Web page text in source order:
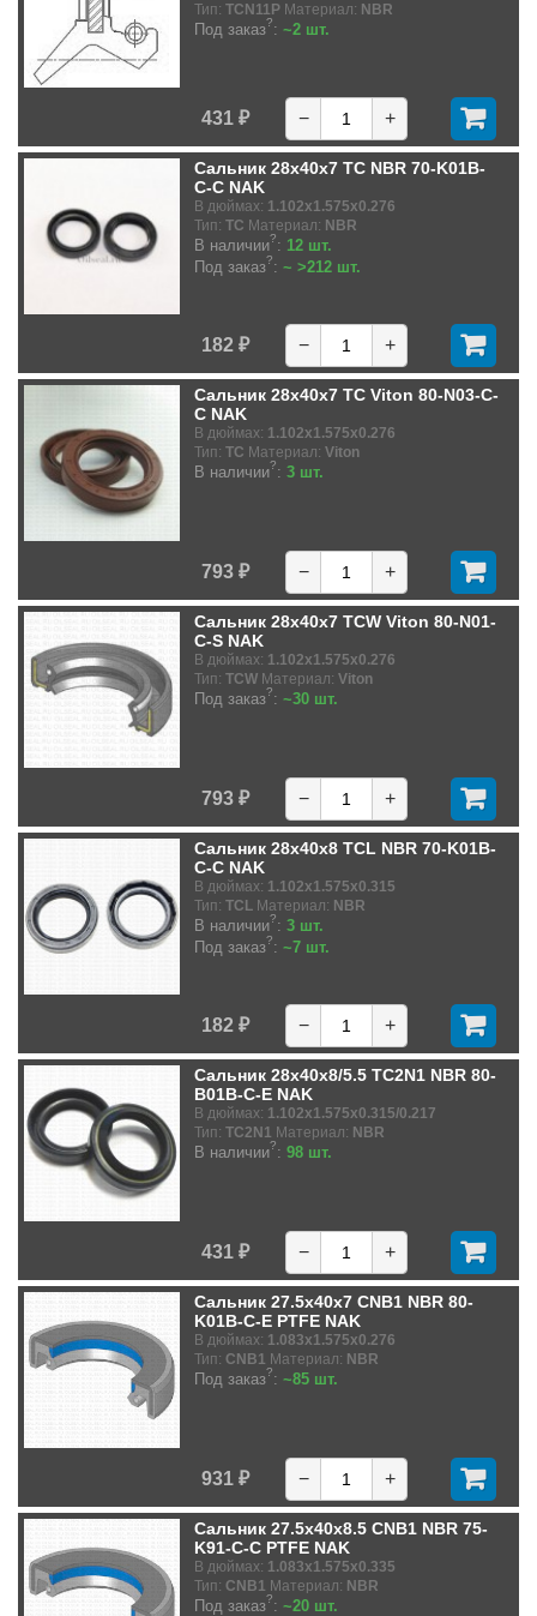
Тип: TCN11P Материал: NBR
Под заказ?: ~2 шт.
431 ₽ − +
Сальник 28x40x7 TC NBR 70-K01B-
C-C NAK
В дюймах: 1.102x1.575x0.276
Тип: TC Материал: NBR
В наличии?: 12 шт.
Под заказ?: ~ >212 шт.
182 ₽ − +
Сальник 28x40x7 TC Viton 80-N03-C-
C NAK
В дюймах: 1.102x1.575x0.276
Тип: TC Материал: Viton
В наличии?: 3 шт.
793 ₽ − +
Сальник 28x40x7 TCW Viton 80-N01-
C-S NAK
В дюймах: 1.102x1.575x0.276
Тип: TCW Материал: Viton
Под заказ?: ~30 шт.
793 ₽ − +
Сальник 28x40x8 TCL NBR 70-K01B-
C-C NAK
В дюймах: 1.102x1.575x0.315
Тип: TCL Материал: NBR
В наличии?: 3 шт.
Под заказ?: ~7 шт.
182 ₽ − +
Сальник 28x40x8/5.5 TC2N1 NBR 80-
B01B-C-E NAK
В дюймах: 1.102x1.575x0.315/0.217
Тип: TC2N1 Материал: NBR
В наличии?: 98 шт.
431 ₽ − +
Сальник 27.5x40x7 CNB1 NBR 80-
K01B-C-E PTFE NAK
В дюймах: 1.083x1.575x0.276
Тип: CNB1 Материал: NBR
Под заказ?: ~85 шт.
931 ₽ − +
Сальник 27.5x40x8.5 CNB1 NBR 75-
K91-C-C PTFE NAK
В дюймах: 1.083x1.575x0.335
Тип: CNB1 Материал: NBR
Под заказ?: ~20 шт.